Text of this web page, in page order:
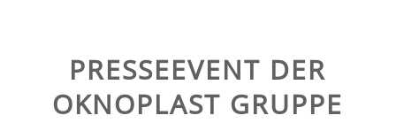
PRESSEEVENT DER
OKNOPLAST GRUPPE